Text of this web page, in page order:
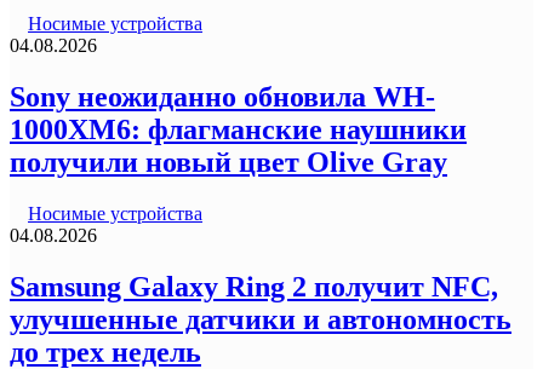
Носимые устройства
04.08.2026
Sony неожиданно обновила WH-
1000XM6: флагманские наушники
получили новый цвет Olive Gray
Носимые устройства
04.08.2026
Samsung Galaxy Ring 2 получит NFC,
улучшенные датчики и автономность
до трех недель